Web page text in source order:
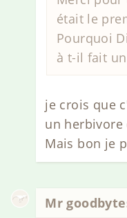
était le
Pourquoi
à t-il fait
je crois que
un
Mais bon je
Mr